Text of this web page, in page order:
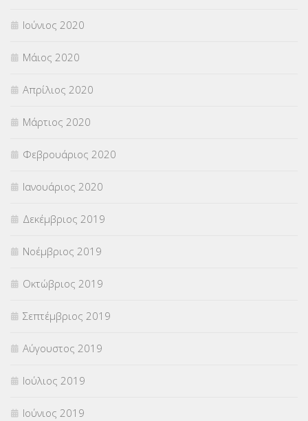
Ιούνιος 2020
Μάιος 2020
Απρίλιος 2020
Μάρτιος 2020
Φεβρουάριος 2020
Ιανουάριος 2020
Δεκέμβριος 2019
Νοέμβριος 2019
Οκτώβριος 2019
Σεπτέμβριος 2019
Αύγουστος 2019
Ιούλιος 2019
Ιούνιος 2019